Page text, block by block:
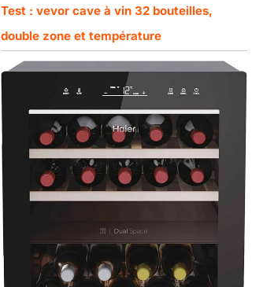
Test : vevor cave à vin 32 bouteilles,
double zone et température